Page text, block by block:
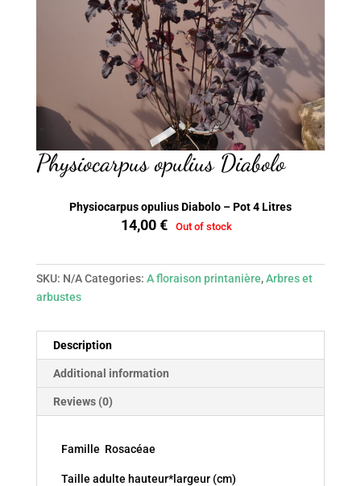
Physiocarpus opulius Diabolo
Physiocarpus opulius Diabolo – Pot 4 Litres
14,00 € Out of stock
SKU: N/A Categories: A floraison printanière,Arbres et
arbustes
Description
Additional information
Reviews (0)
Famille Rosacéae
Taille adulte hauteur*largeur (cm)